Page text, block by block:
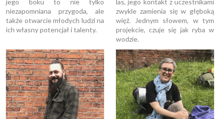
niezapomniana przygoda, ale
także otwarcie młodych ludzi na
ich własny potencjał i talenty.
zwykle zamienia się w głęboką
więź. Jednym słowem, w tym
projekcie, czuje się jak ryba w
wodzie.